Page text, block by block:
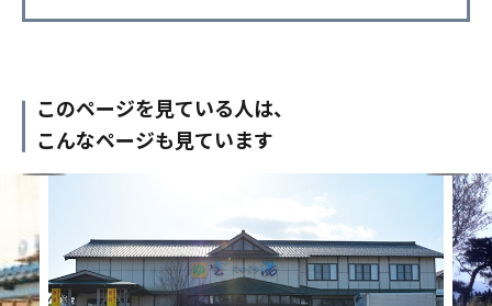
このページを見ている人は、
こんなページも見ています